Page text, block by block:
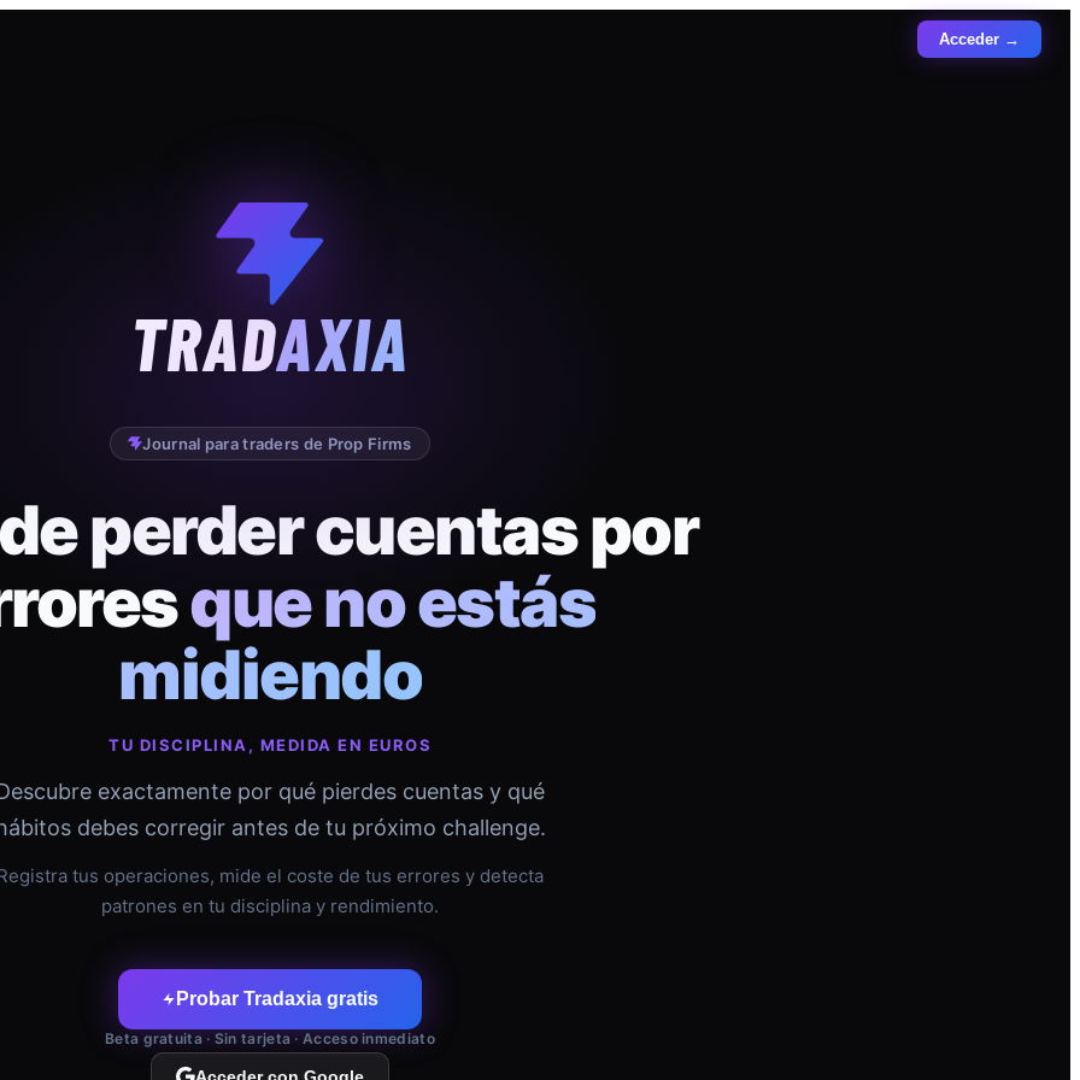
Acceder →
TRADAXIA
Journal para traders de Prop Firms
perder cuentas por
que no estás
midiendo
TU DISCIPLINA, MEDIDA EN EUROS
exactamente por qué pierdes cuentas y qué
debes corregir antes de tu próximo challenge.
tus operaciones, mide el coste de tus errores y detecta
patrones en tu disciplina y rendimiento.
Probar Tradaxia gratis
Beta gratuita · Sin tarjeta · Acceso inmediato